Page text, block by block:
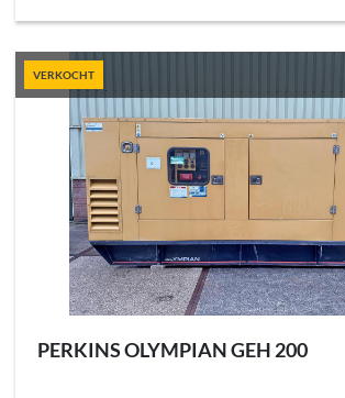
VERKOCHT
PERKINS OLYMPIAN GEH 200